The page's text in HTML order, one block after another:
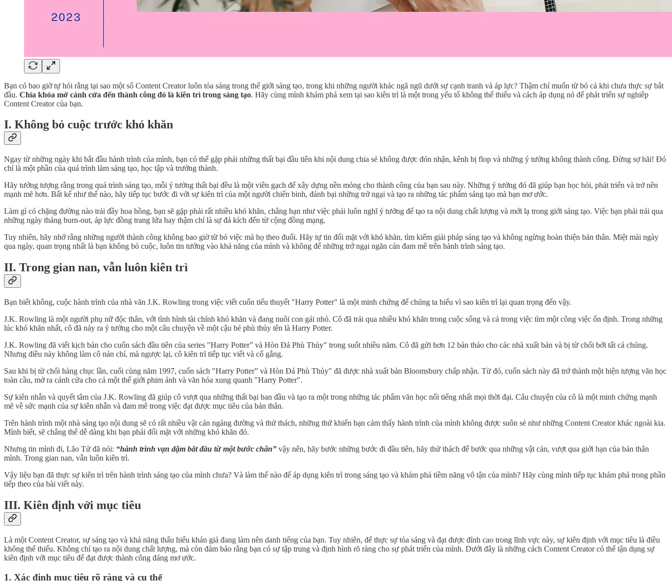
Bạn có bao giờ tự hỏi rằng tại sao một số Content Creator luôn tỏa sáng trong thế giới sáng tạo, trong khi những người khác ngã ngũ dưới sự cạnh tranh và áp lực? Thậm chí muốn từ bỏ cả khi chưa thực sự bắt
đầu. Chìa khóa mở cánh cửa đến thành công đó là kiên trì trong sáng tạo. Hãy cùng mình khám phá xem tại sao kiên trì là một trong yếu tố không thể thiếu và cách áp dụng nó để phát triển sự nghiêp
Content Creator của bạn.
I. Không bỏ cuộc trước khó khăn
Ngay từ những ngày khi bắt đầu hành trình của mình, bạn có thể gặp phải những thất bại đầu tiên khi nội dung chia sẻ không được đón nhận, kênh bị flop và những ý tưởng không thành công. Đừng sợ hãi! Đó
chỉ là một phần của quá trình làm sáng tạo, học tập và trưởng thành.
Hãy tưởng tượng rằng trong quá trình sáng tạo, mỗi ý tưởng thất bại đều là một viên gạch để xây dựng nền móng cho thành công của bạn sau này. Những ý tưởng đó đã giúp bạn học hỏi, phát triển và trở nên
mạnh mẽ hơn. Bất kể như thế nào, hãy tiếp tục bước đi với sự kiên trì của một người chiến binh, đánh bại những trở ngại và tạo ra những tác phẩm sáng tạo mà bạn mơ ước.
Làm gì có chặng đường nào trải đầy hoa hồng, bạn sẽ gặp phải rất nhiều khó khăn, chẳng hạn như việc phải luôn nghĩ ý tưởng để tạo ra nội dung chất lượng và mới lạ trong giới sáng tạo. Việc bạn phải trải qua
những ngày tháng burn-out, áp lực đồng trang lứa hay thậm chí là sự đả kích đến từ cộng đồng mạng.
Tuy nhiên, hãy nhớ rằng những người thành công không bao giờ từ bỏ việc mà họ theo đuổi. Hãy tự tin đối mặt với khó khăn, tìm kiếm giải pháp sáng tạo và không ngừng hoàn thiện bản thân. Miệt mài ngày
qua ngày, quan trọng nhất là bạn không bỏ cuộc, luôn tin tưởng vào khả năng của mình và không để những trở ngại ngăn cản đam mê trên hành trình sáng tạo.
II. Trong gian nan, vẫn luôn kiên trì
Bạn biết không, cuộc hành trình của nhà văn J.K. Rowling trong việc viết cuốn tiểu thuyết "Harry Potter" là một minh chứng để chúng ta hiểu vì sao kiên trì lại quan trọng đến vậy.
J.K. Rowling là một người phụ nữ độc thân, với tình hình tài chính khó khăn và đang nuôi con gái nhỏ. Cô đã trải qua nhiều khó khăn trong cuộc sống và cả trong việc tìm một công việc ổn định. Trong những
lúc khó khăn nhất, cô đã nảy ra ý tưởng cho một câu chuyện về một cậu bé phù thủy tên là Harry Potter.
J.K. Rowling đã viết kịch bản cho cuốn sách đầu tiên của series "Harry Potter” và Hòn Đá Phù Thủy" trong suốt nhiều năm. Cô đã gửi hơn 12 bản thảo cho các nhà xuất bản và bị từ chối bởi tất cả chúng.
Nhưng điều này không làm cô nản chí, mà ngược lại, cô kiên trì tiếp tục viết và cố gắng.
Sau khi bị từ chối hàng chục lần, cuối cùng năm 1997, cuốn sách "Harry Potter” và Hòn Đá Phù Thủy" đã được nhà xuất bản Bloomsbury chấp nhận. Từ đó, cuốn sách này đã trở thành một hiện tượng văn học
toàn cầu, mở ra cánh cửa cho cả một thế giới phim ảnh và văn hóa xung quanh "Harry Potter".
Sự kiên nhẫn và quyết tâm của J.K. Rowling đã giúp cô vượt qua những thất bại ban đầu và tạo ra một trong những tác phẩm văn học nổi tiếng nhất mọi thời đại. Câu chuyện của cô là một minh chứng mạnh
mẽ về sức mạnh của sự kiên nhẫn và đam mê trong việc đạt được mục tiêu của bản thân.
Trên hành trình một nhà sáng tạo nội dung sẽ có rất nhiều vật cản ngáng đường và thử thách, những thứ khiến bạn cảm thấy hành trình của mình không được suôn sẻ như những Content Creator khác ngoài kia.
Mình biết, sẽ chẳng thể dễ dàng khi bạn phải đối mặt với những khó khăn đó.
Nhưng tin mình đi, Lão Tử đã nói: “hành trình vạn dặm bắt đầu từ một bước chân” vậy nên, hãy bước những bước đi đầu tiên, hãy thử thách để bước qua những vật cản, vượt qua giới hạn của bản thân
mình. Trong gian nan, vẫn luôn kiên trì.
Vậy liệu bạn đã thực sự kiên trì trên hành trình sáng tạo của mình chưa? Và làm thế nào để áp dụng kiên trì trong sáng tạo và khám phá tiềm năng vô tận của mình? Hãy cùng mình tiếp tục khám phá trong phần
tiếp theo của bài viết này.
III. Kiên định với mục tiêu
Là một Content Creator, sự sáng tạo và khả năng thấu hiểu khán giả đang làm nên danh tiếng của bạn. Tuy nhiên, để thực sự tỏa sáng và đạt được đỉnh cao trong lĩnh vực này, sự kiên định với mục tiêu là điều
không thể thiếu. Không chỉ tạo ra nội dung chất lượng, mà còn đảm bảo rằng bạn có sự tập trung và định hình rõ ràng cho sự phát triển của mình. Dưới đây là những cách Content Creator có thể tận dụng sự
kiên định với mục tiêu để đạt được thành công đáng mơ ước.
1. Xác định mục tiêu rõ ràng và cụ thể